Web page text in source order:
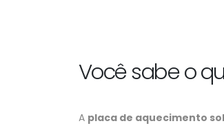
Você sabe o
A placa de aquecimento